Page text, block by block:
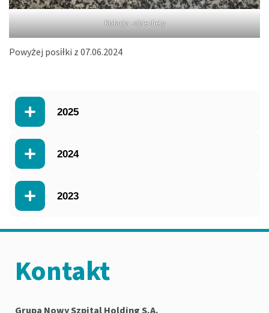
Kolacja -obie diety
Powyżej posiłki z 07.06.2024
2025
2024
2023
Kontakt